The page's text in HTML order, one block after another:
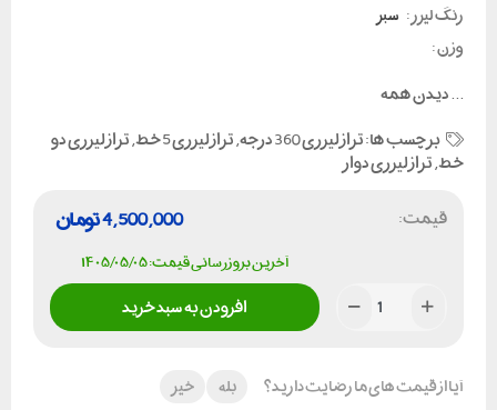
رنگ لیزر : سبز
وزن :
...دیدن همه
برچسب ها:تراز لیزری 360 درجه ,تراز لیزری 5 خط ,تراز لیزری دو
خط,تراز لیزری دوار
قیمت:
تومان4,500,000
آخرین بروزرسانی قیمت: ۱۴۰۵/۰۵/۰۵
افزودن به سبد خرید
آیا از قیمت های ما رضایت دارید؟ بله خیر